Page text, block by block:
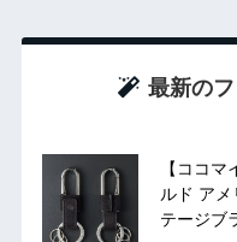
最新の
【ココ
ルド ア
テージブ